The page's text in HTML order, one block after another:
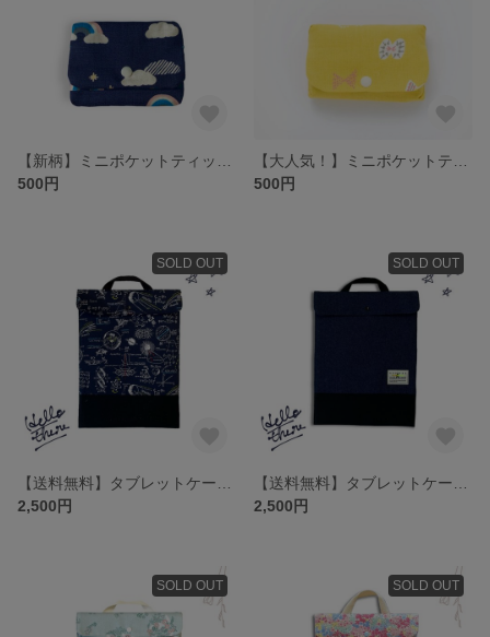
500円
500円
SOLD OUT
2,500円
SOLD OUT
2,500円
SOLD OUT SOLD OUT